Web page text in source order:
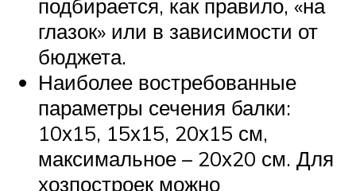
подбирается, как правило, «на
глазок» или в зависимости от
бюджета.
Наиболее востребованные
параметры сечения балки:
10х15, 15х15, 20х15 см,
максимальное – 20х20 см. Для
хозпостроек можно